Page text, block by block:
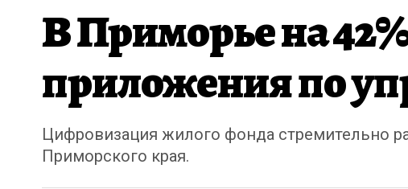
В Приморье на
приложения по
Цифровизация жилого фонда стремительно
Приморского края.